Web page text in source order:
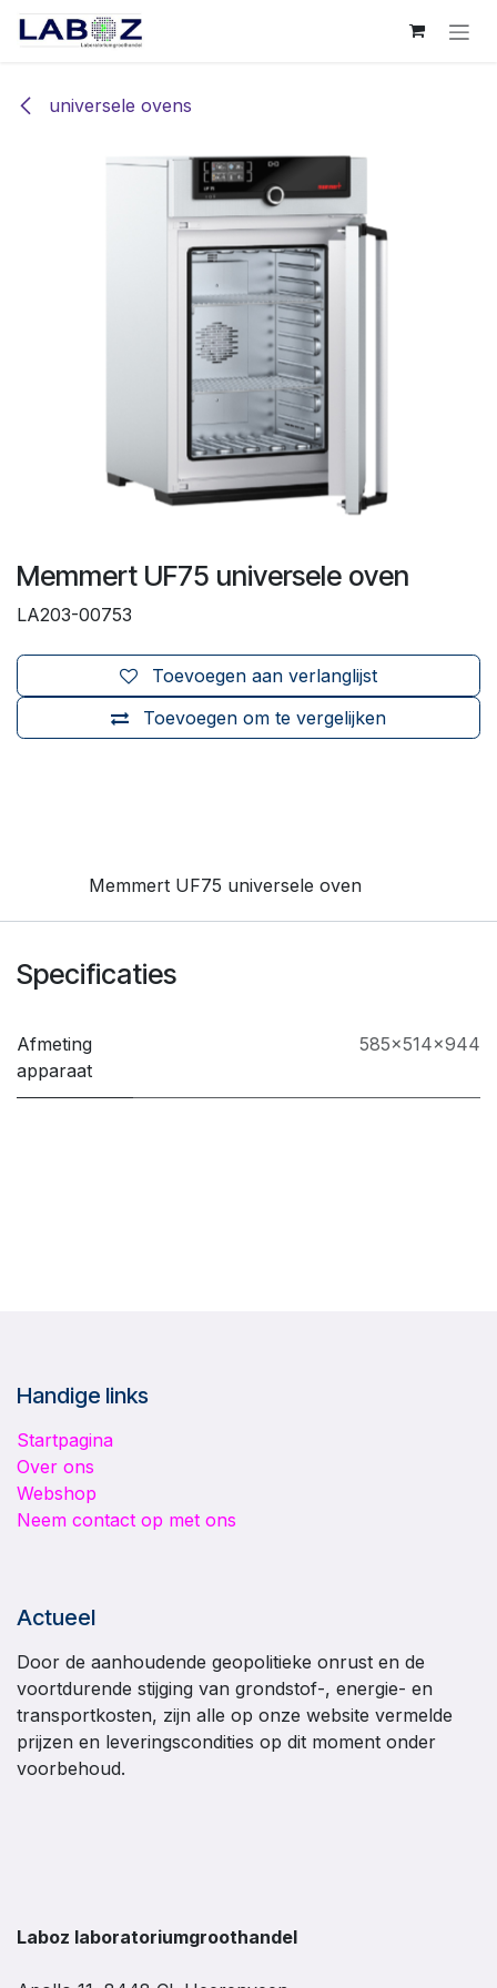
Overslaan naar inhoud
universele ovens
Memmert UF75 universele oven
LA203-00753
Toevoegen om te vergelijken
Toevoegen aan verlanglijst
Memmert UF75 universele oven
Specificaties
Afmeting
apparaat
585x514x944
Handige links
Startpagina
Over ons
Webshop
Neem contact op met ons
Actueel
Door de aanhoudende geopolitieke onrust en de
voortdurende stijging van grondstof-, energie- en
transportkosten, zijn alle op onze website vermelde
prijzen en leveringscondities op dit moment onder
voorbehoud.
Laboz laboratoriumgroothandel